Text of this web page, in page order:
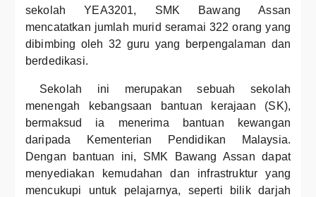
sekolah YEA3201, SMK Bawang Assan
mencatatkan jumlah murid seramai 322 orang yang
dibimbing oleh 32 guru yang berpengalaman dan
berdedikasi.
Sekolah ini merupakan sebuah sekolah
menengah kebangsaan bantuan kerajaan (SK),
bermaksud ia menerima bantuan kewangan
daripada Kementerian Pendidikan Malaysia.
Dengan bantuan ini, SMK Bawang Assan dapat
menyediakan kemudahan dan infrastruktur yang
mencukupi untuk pelajarnya, seperti bilik darjah